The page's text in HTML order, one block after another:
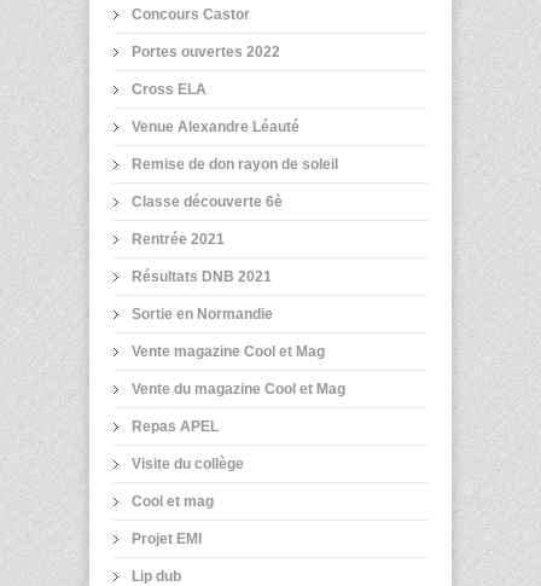
Concours Castor
Portes ouvertes 2022
Cross ELA
Venue Alexandre Léauté
Remise de don rayon de soleil
Classe découverte 6è
Rentrée 2021
Résultats DNB 2021
Sortie en Normandie
Vente magazine Cool et Mag
Vente du magazine Cool et Mag
Repas APEL
Visite du collège
Cool et mag
Projet EMI
Lip dub